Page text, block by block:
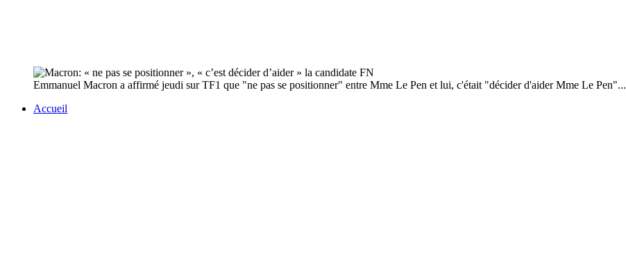
Emmanuel Macron a affirmé jeudi sur TF1 que "ne pas se positionner" entre Mme Le Pen et lui, c'était "décider d'aider Mme Le Pen"...
Accueil